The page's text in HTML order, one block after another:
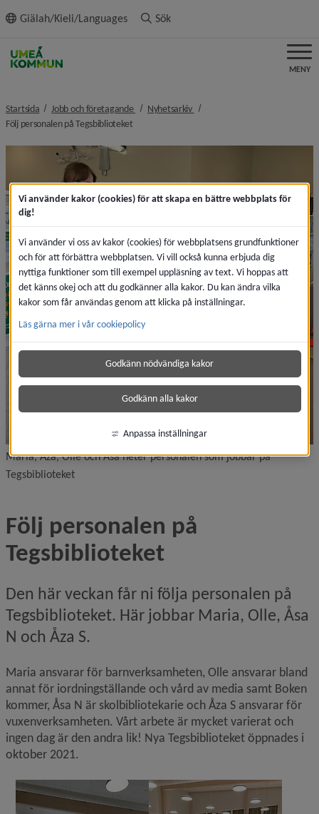
innehållet
Giälah/Kieli/Languages Sök
MENY
Startsida Jobb och företagande nivå i brödsmulenavigeringen
Nyhetsarkiv nivå i brödsmulenavigeringen
Följ personalen på Tegsbiblioteketnivå i brödsmulenavigeringen
Maria, Åza, Olle och Åsa heter personalen som jobbar på
Tegsbiblioteket
Följ personalen på
Tegsbiblioteket
Den här veckan får ni följa personalen på
Tegsbiblioteket. Här jobbar Maria, Olle, Åsa
N och Åza S.
Maria ansvarar för barnverksamheten, Olle ansvarar bland
annat för iordningställande och vård av media samt Boken
kommer, Åsa N är skolbibliotekarie och Åza S ansvarar för
vuxenverksamheten. Vårt arbete är mycket varierat och
ingen dag är den andra lik! Nya Tegsbiblioteket öppnades i
oktober 2021.
Vi använder kakor (cookies) för att skapa en bättre webbplats för
dig!
Vi använder vi oss av kakor (cookies) för webbplatsens grundfunktioner
och för att förbättra webbplatsen. Vi vill också kunna erbjuda dig
nyttiga funktioner som till exempel uppläsning av text. Vi hoppas att
det känns okej och att du godkänner alla kakor. Du kan ändra vilka
kakor som får användas genom att klicka på inställningar.
Läs gärna mer i vår cookiepolicy
Godkänn nödvändiga kakor
Godkänn alla kakor
Anpassa inställningar